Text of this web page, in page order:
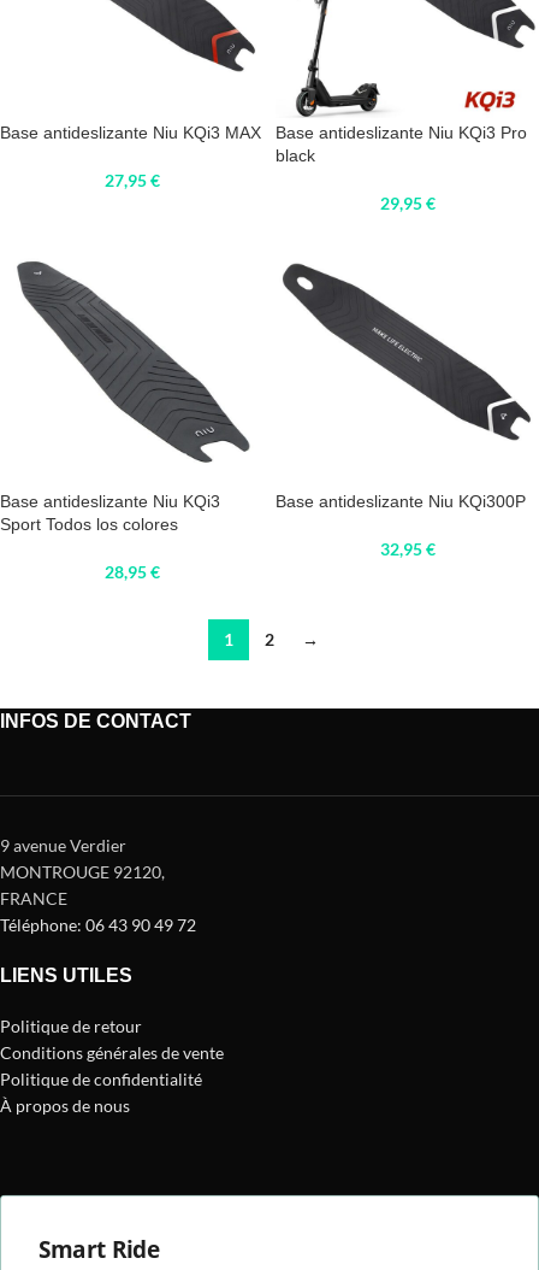
Base antideslizante Niu KQi3 MAX
27,95€
Base antideslizante Niu KQi3 Pro
black
29,95€
Base antideslizante Niu KQi3
Sport Todos los colores
28,95€
Base antideslizante Niu KQi300P
32,95€
1 2 →
INFOS DE CONTACT
9 avenue Verdier
MONTROUGE 92120,
FRANCE
Téléphone: 06 43 90 49 72
LIENS UTILES
Politique de retour
Conditions générales de vente
Politique de confidentialité
À propos de nous
Smart Ride